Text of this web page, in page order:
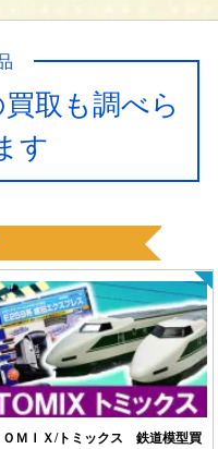
取も調べら
す
ＯＭＩＸ/トミックス 鉄道模型買